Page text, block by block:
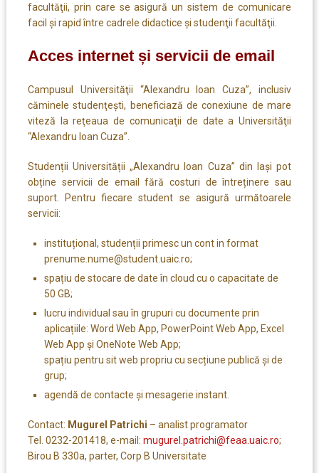
facultăţii, prin care se asigură un sistem de comunicare
facil şi rapid între cadrele didactice şi studenţii facultăţii.
Acces internet și servicii de email
Campusul Universităţii “Alexandru Ioan Cuza”, inclusiv
căminele studenţeşti, beneficiază de conexiune de mare
viteză la reţeaua de comunicaţii de date a Universităţii
“Alexandru Ioan Cuza”.
Studenții Universității „Alexandru Ioan Cuza” din Iași pot
obține servicii de email fără costuri de întreținere sau
suport. Pentru fiecare student se asigură următoarele
servicii:
instituțional, studenții primesc un cont in format
prenume.nume@student.uaic.ro;
spațiu de stocare de date în cloud cu o capacitate de
50 GB;
lucru individual sau în grupuri cu documente prin
aplicațiile: Word Web App, PowerPoint Web App, Excel
Web App și OneNote Web App;
spațiu pentru sit web propriu cu secțiune publică și de
grup;
agendă de contacte și mesagerie instant.
Contact: Mugurel Patrichi – analist programator
Tel. 0232-201418, e-mail: mugurel.patrichi@feaa.uaic.ro;
Birou B 330a, parter, Corp B Universitate